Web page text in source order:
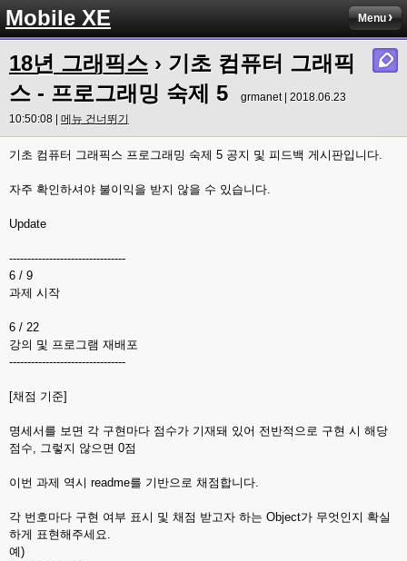
Mobile XE Menu
18년 그래픽스 › 기초 컴퓨터 그래픽
스 - 프로그래밍 숙제 5
grmanet | 2018.06.23
10:50:08 | 메뉴 건너뛰기
기초 컴퓨터 그래픽스 프로그래밍 숙제 5 공지 및 피드백 게시판입니다.
자주 확인하셔야 불이익을 받지 않을 수 있습니다.
Update
--------------------------------
6 / 9
과제 시작
6 / 22
강의 및 프로그램 재배포
--------------------------------
[채점 기준]
명세서를 보면 각 구현마다 점수가 기재돼 있어 전반적으로 구현 시 해당
점수, 그렇지 않으면 0점
이번 과제 역시 readme를 기반으로 채점합니다.
각 번호마다 구현 여부 표시 및 채점 받고자 하는 Object가 무엇인지 확실
하게 표현해주세요.
예)